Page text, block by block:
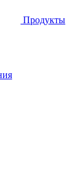
Продукты